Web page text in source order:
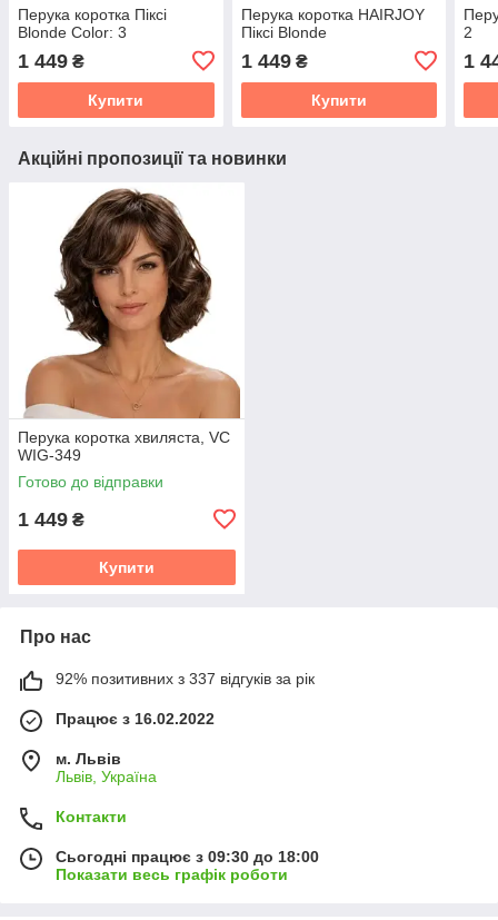
Перука коротка Піксі
Blonde Color: 3
1 449 ₴
Купити
Перука коротка HAIRJOY
Піксі Blonde
1 449₴
Купити
2
1
Акційні пропозиції та новинки
Перука коротка хвиляста, VC
WIG-349
Готово до відправки
1 449 ₴
Купити
Про нас
92% позитивних з 337 відгуків за рік
Працює з 16.02.2022
м. Львів
Львів, Україна
Контакти
Сьогодні працює з 09:30 до 18:00
Показати весь графік роботи